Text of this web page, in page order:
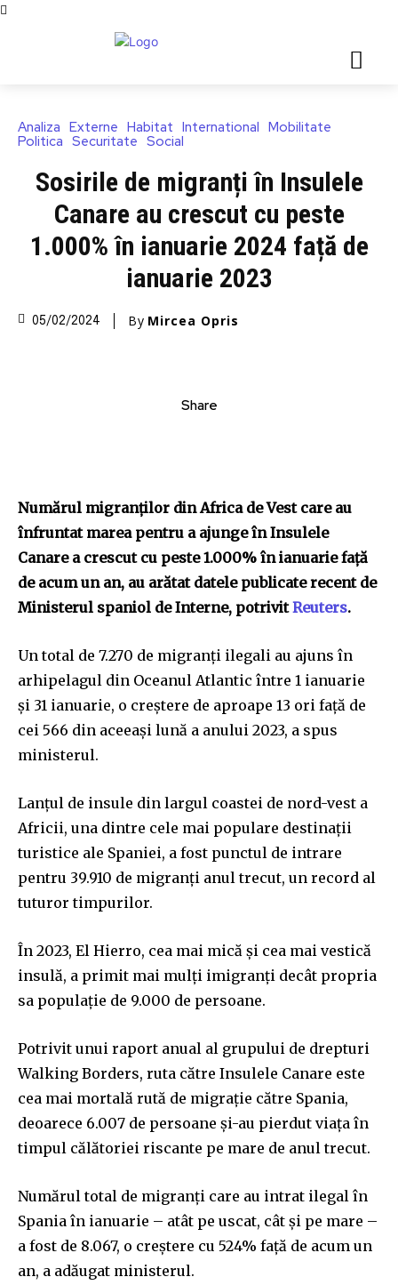
Analiza Externe Habitat International Mobilitate
Politica Securitate Social
Sosirile de migranți în Insulele
Canare au crescut cu peste
1.000% în ianuarie 2024 față de
ianuarie 2023
05/02/2024 By Mircea Opris
Share
Numărul migranților din Africa de Vest care au
înfruntat marea pentru a ajunge în Insulele
Canare a crescut cu peste 1.000% în ianuarie față
de acum un an, au arătat datele publicate recent de
Ministerul spaniol de Interne, potrivitReuters.
Un total de 7.270 de migranți ilegali au ajuns în
arhipelagul din Oceanul Atlantic între 1 ianuarie
și 31 ianuarie, o creștere de aproape 13 ori față de
cei 566 din aceeași lună a anului 2023, a spus
ministerul.
Lanțul de insule din largul coastei de nord-vest a
Africii, una dintre cele mai populare destinații
turistice ale Spaniei, a fost punctul de intrare
pentru 39.910 de migranți anul trecut, un record al
tuturor timpurilor.
În 2023, El Hierro, cea mai mică și cea mai vestică
insulă, a primit mai mulți imigranți decât propria
sa populație de 9.000 de persoane.
Potrivit unui raport anual al grupului de drepturi
Walking Borders, ruta către Insulele Canare este
cea mai mortală rută de migrație către Spania,
deoarece 6.007 de persoane și-au pierdut viața în
timpul călătoriei riscante pe mare de anul trecut.
Numărul total de migranți care au intrat ilegal în
Spania în ianuarie – atât pe uscat, cât și pe mare –
a fost de 8.067, o creștere cu 524% față de acum un
an, a adăugat ministerul.